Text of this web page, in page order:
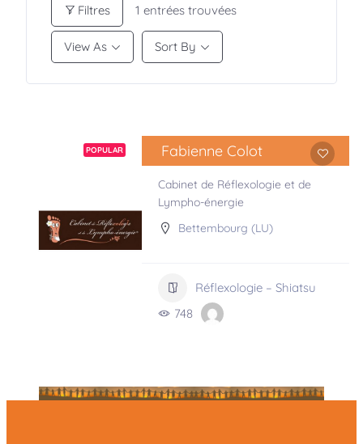
Filtres 1 entrées trouvées
View As Sort By
POPULAR Fabienne Colot
Cabinet de Réflexologie et de
Lympho-énergie
Bettembourg (LU)
Réflexologie – Shiatsu
748